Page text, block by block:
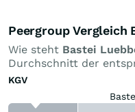
Peergroup Vergleich
Wie steht Bastei
Durchschnitt der
KGV